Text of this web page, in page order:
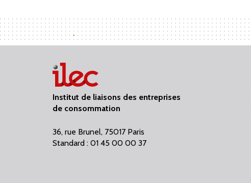
Institut de liaisons des entreprises
de consommation
36, rue Brunel, 75017 Paris
Standard : 01 45 00 00 37